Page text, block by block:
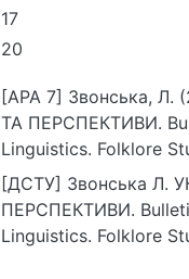
17
20
[APA 7] Звонська,
ТА ПЕРСПЕКТИВИ.
Linguistics. Folklore
[ДСТУ] Звонська Л.
ПЕРСПЕКТИВИ.
Linguistics. Folklore